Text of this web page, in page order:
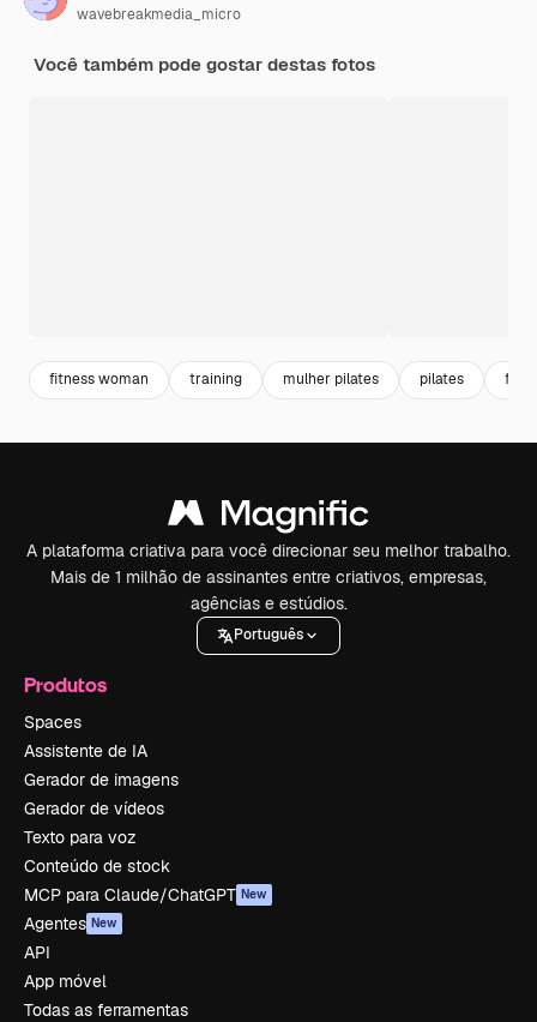
wavebreakmedia_micro
Você também pode gostar destas fotos
fitness woman training mulher pilates pilates
A plataforma criativa para você direcionar seu melhor trabalho.
Mais de 1 milhão de assinantes entre criativos, empresas,
agências e estúdios.
Português
Produtos
Spaces
Assistente de IA
Gerador de imagens
Gerador de vídeos
Texto para voz
Conteúdo de stock
MCP para Claude/ChatGPT New
Agentes New
API
App móvel
Todas as ferramentas